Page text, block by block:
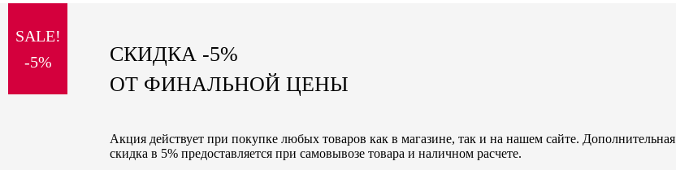
special price
SALE!
-5%
СКИДКА -5%
ОТ ФИНАЛЬНОЙ ЦЕНЫ
Акция действует при покупке любых товаров как в магазине, так и на нашем сайте. Дополнительная
скидка в 5% предоставляется при самовывозе товара и наличном расчете.